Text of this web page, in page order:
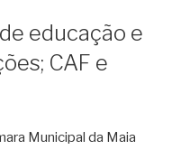
educação e
CAF e
Municipal da Maia